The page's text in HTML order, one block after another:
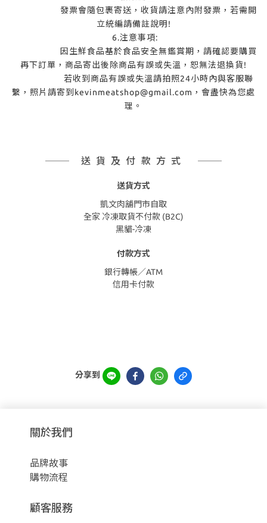
發票會隨包裹寄送，收貨請注意內附發票，若需開
立統編請備註說明!
6.注意事項:
因生鮮食品基於食品安全無鑑賞期，請確認要購買
再下訂單，商品寄出後除商品有誤或失溫，恕無法退換貨!
若收到商品有誤或失溫請拍照24小時內與客服聯
繫，照片請寄到kevinmeatshop@gmail.com，會盡快為您處
理。
送貨及付款方式
送貨方式
凱文肉舖門市自取
全家 冷凍取貨不付款 (B2C)
黑貓-冷凍
付款方式
銀行轉帳／ATM
信用卡付款
分享到
關於我們
品牌故事
購物流程
顧客服務